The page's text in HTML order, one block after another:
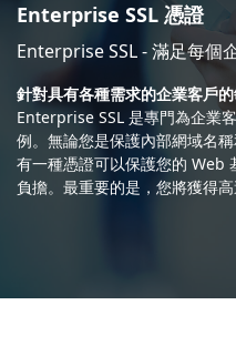
Enterprise SSL 憑證
Enterprise SSL - 滿足每個
針對具有各種需求的企業客戶
Enterprise SSL 是專門為企業
例。無論您是保護內部網域名
有一種憑證可以保護您的 Web
負擔。最重要的是，您將獲得